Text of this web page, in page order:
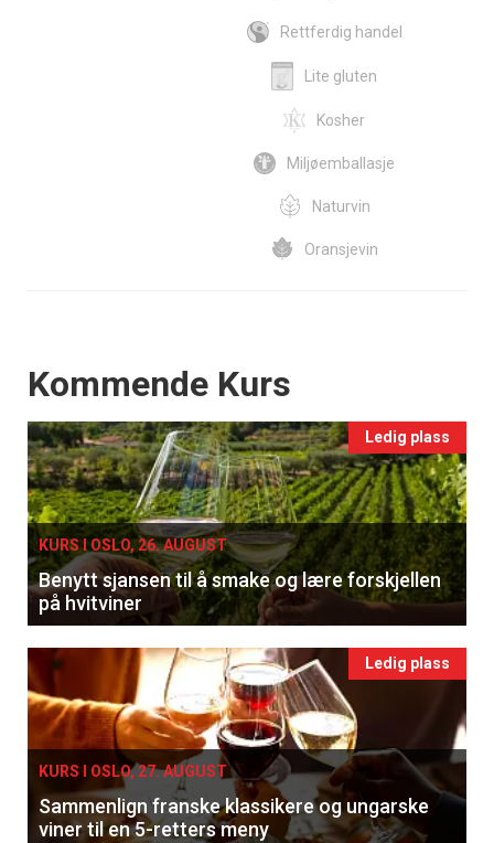
Rettferdig handel
Lite gluten
Kosher
Miljøemballasje
Naturvin
Oransjevin
Events
Kommende Kurs
Ledig plass
KURS I OSLO, 26. AUGUST
Benytt sjansen til å smake og lære forskjellen
på hvitviner
Ledig plass
KURS I OSLO, 27. AUGUST
Sammenlign franske klassikere og ungarske
viner til en 5-retters meny